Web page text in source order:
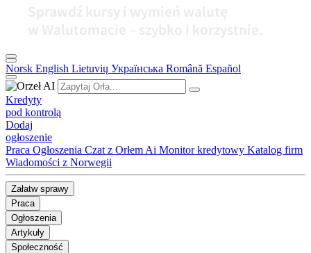
Norsk English Lietuvių Українська Română Español
Kredyty
pod kontrolą
Dodaj
ogłoszenie
Praca Ogłoszenia Czat z Orłem Ai Monitor kredytowy Katalog firm
Wiadomości z Norwegii
Załatw sprawy
Praca
Ogłoszenia
Artykuły
Społeczność